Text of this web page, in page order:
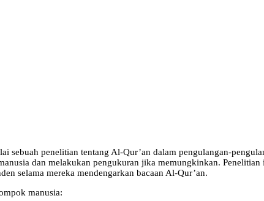
sebuah penelitian tentang Al-Qur’an dalam pengulangan-
dan melakukan pengukuran jika memungkinkan.
selama mereka mendengarkan bacaan Al-Qur’an.
manusia: